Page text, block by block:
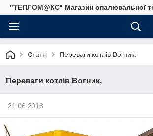
"ТЕПЛОМ@КС" Магазин опалювальної
Статті Переваги котлів Вогник.
Переваги котлів Вогник.
21.06.2018